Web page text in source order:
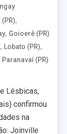
(PR),
, Goioerê (PR)
, Lobato (PR),
Paranavaí (PR)
Lésbicas,
confirmou
na
Joinville